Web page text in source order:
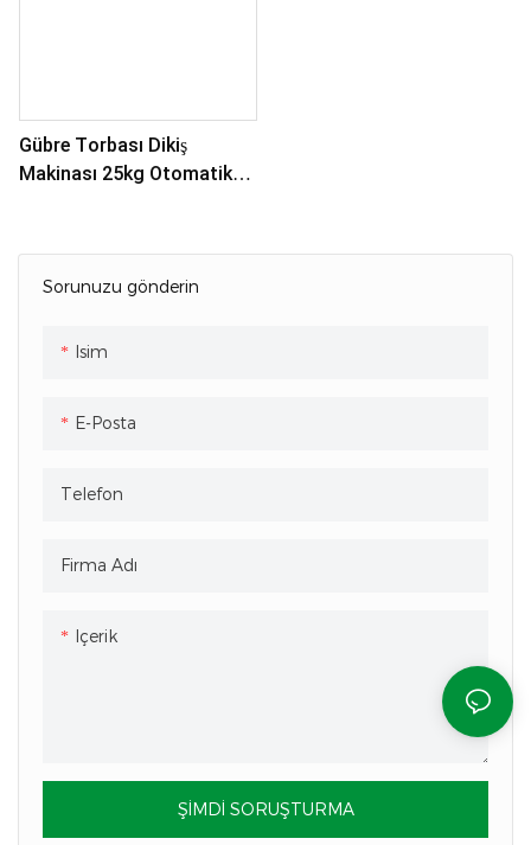
Sorunuzu gönderin
Isim
E-Posta
Telefon
Firma Adı
Içerik
ŞIMDI SORUŞTURMA
Gübre Torbası Dikiş
Makinası 25kg Otomatik